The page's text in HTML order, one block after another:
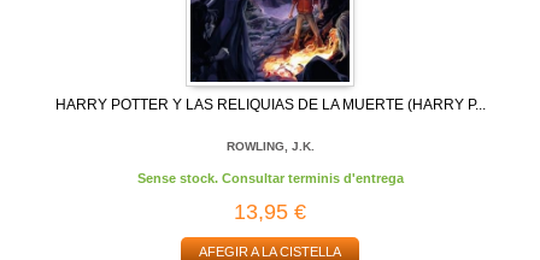
HARRY POTTER Y LAS RELIQUIAS DE LA MUERTE (HARRY P...
ROWLING, J.K.
Sense stock. Consultar terminis d'entrega
13,95 €
AFEGIR A LA CISTELLA